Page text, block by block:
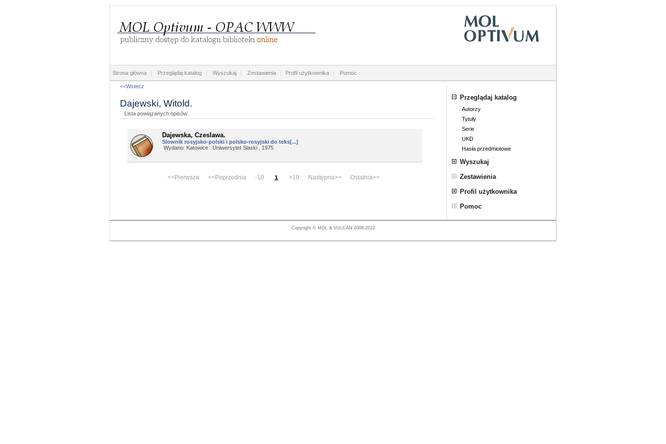
Strona główna | Przeglądaj katalog | Wyszukaj | Zestawienia | Profil użytkownika | Pomoc
<<Wstecz
Dajewski, Witold.
Lista powiązanych opisów:
Dajewska, Czeslawa.
Slownik rosyjsko-polski i polsko-rosyjski do teks[...]
Wydano: Katowice : Uniwersytet Slaski , 1975
<<Pierwsza <<Poprzednia -10 1 +10 Następna>> Ostatnia>>
Przeglądaj katalog
Autorzy
Tytuły
Serie
UKD
Hasła przedmiotowe
Wyszukaj
Wyszukiwanie złożone
Zestawienia
Profil użytkownika
Zaloguj się
Pomoc
Copyright © MOL & VULCAN 2008-2022